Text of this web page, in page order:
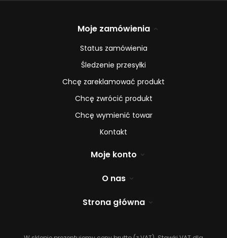
Moje zamówienia
Status zamówienia
Śledzenie przesyłki
Chcę zareklamować produkt
Chcę zwrócić produkt
Chcę wymienić towar
Kontakt
Moje konto
O nas
Strona główna